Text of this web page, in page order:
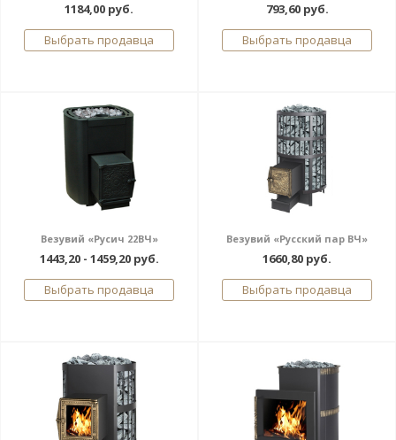
1184,00 руб.
Выбрать продавца
793,60 руб.
Выбрать продавца
Везувий «Русич 22ВЧ»
1443,20 - 1459,20 руб.
Выбрать продавца
Везувий «Русский пар ВЧ»
1660,80 руб.
Выбрать продавца